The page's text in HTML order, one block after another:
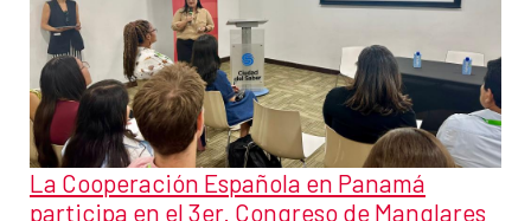
La Cooperación Española en Panamá
participa en el 3er. Congreso de Manglares